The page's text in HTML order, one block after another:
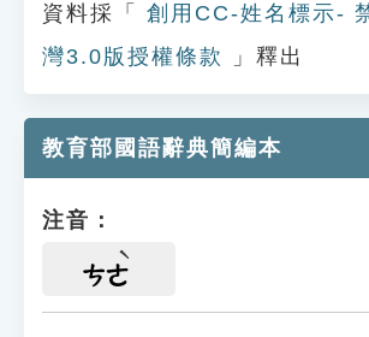
資料採「
創用CC-姓名標示-
灣3.0版授權條款
」釋出
教育部國語辭典簡編本
注音：
ㄘㄜ